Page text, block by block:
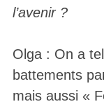
l’avenir ?
Olga : On a
battements
mais aussi «